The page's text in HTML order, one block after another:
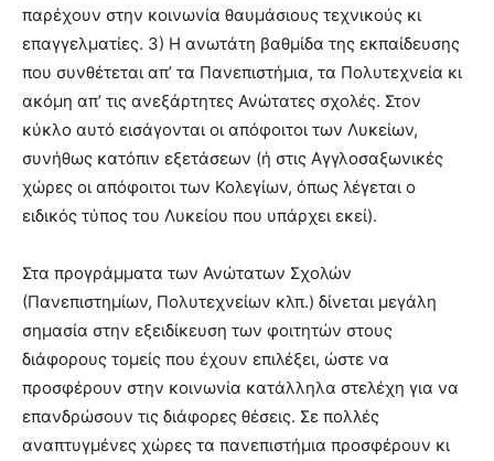
παρέχουν στην κοινωνία θαυμάσιους τεχνικούς κι
επαγγελματίες. 3) Η ανωτάτη βαθμίδα της εκπαίδευσης
που συνθέτεται απ’ τα Πανεπιστήμια, τα Πολυτεχνεία κι
ακόμη απ’ τις ανεξάρτητες Ανώτατες σχολές. Στον
κύκλο αυτό εισάγονται οι απόφοιτοι των Λυκείων,
συνήθως κατόπιν εξετάσεων (ή στις Αγγλοσαξωνικές
χώρες οι απόφοιτοι των Κολεγίων, όπως λέγεται ο
ειδικός τύπος του Λυκείου που υπάρχει εκεί).
Στα προγράμματα των Ανώτατων Σχολών
(Πανεπιστημίων, Πολυτεχνείων κλπ.) δίνεται μεγάλη
σημασία στην εξειδίκευση των φοιτητών στους
διάφορους τομείς που έχουν επιλέξει, ώστε να
προσφέρουν στην κοινωνία κατάλληλα στελέχη για να
επανδρώσουν τις διάφορες θέσεις. Σε πολλές
αναπτυγμένες χώρες τα πανεπιστήμια προσφέρουν κι